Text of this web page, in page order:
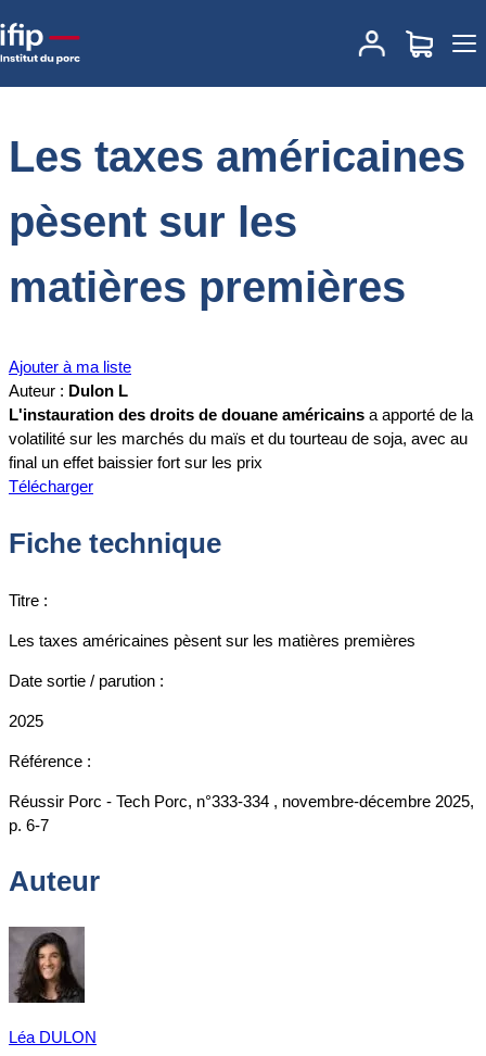
Accueil
Les taxes américaines pèsent sur les
matières premières
Les taxes américaines
pèsent sur les
matières premières
Ajouter à ma liste
Auteur : Dulon L
L'instauration des droits de douane américains a apporté de la
volatilité sur les marchés du maïs et du tourteau de soja, avec au
final un effet baissier fort sur les prix
Télécharger
Fiche technique
Titre :
Les taxes américaines pèsent sur les matières premières
Date sortie / parution :
2025
Référence :
Réussir Porc - Tech Porc, n°333-334 , novembre-décembre 2025,
p. 6-7
Auteur
Léa DULON